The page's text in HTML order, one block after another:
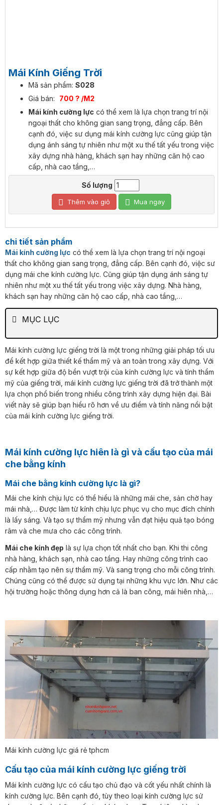
Mái Kính Giếng Trời
Mã sản phẩm: S028
Giá bán:
700 ? /M2
Mái kính cường lực có thể xem là lựa chọn trang trí nội
ngoại thất cho không gian sang trọng, đẳng cấp. Bên
cạnh đó, việc sư dụng mái kính cường lực cũng giúp tận
dụng ánh sáng tự nhiên như một xu thế tất yếu trong việc
xây dựng nhà hàng, khách sạn hay những căn hộ cao
cấp, nhà cao tầng,…
Số lượng
Thêm vào giỏ Mua ngay
chi tiết sản phẩm
Mái kính cường lực có thể xem là lựa chọn trang trí nội ngoại
thất cho không gian sang trọng, đẳng cấp. Bên cạnh đó, việc sư
dụng mái che kính cường lực. Cũng giúp tận dụng ánh sáng tự
nhiên như một xu thế tất yếu trong việc xây dựng. Nhà hàng,
khách sạn hay những căn hộ cao cấp, nhà cao tầng,…
MỤC LỤC
Mái kính cường lực giếng trời là một trong những giải pháp tối ưu
để kết hợp giữa thiết kế thẩm mỹ và an toàn trong xây dựng. Với
sự kết hợp giữa độ bền vượt trội của kính cường lực và tính thẩm
mỹ của giếng trời, mái kính cường lực giếng trời đã trở thành một
lựa chọn phổ biến trong nhiều công trình xây dựng hiện đại. Bài
viết này sẽ giúp bạn hiểu rõ hơn về ưu điểm và tính năng nổi bật
của mái kính cường lực giếng trời.
Mái kính cường lực hiên là gì và cấu tạo của mái
che bằng kính
Mái che bằng kính cường lực là gì?
Mái che kính chịu lực có thể hiểu là những mái che, sản chờ hay
mái nhà,… Được làm từ kính chịu lực phục vụ cho mục đích chính
là lấy sáng. Và tạo sự thẩm mỹ nhưng vẫn đạt hiệu quả tạo bóng
râm và che mưa cho các công trình.
Mái che kính đẹp là sự lựa chọn tốt nhất cho bạn. Khi thi công
nhà hàng, khách sạn, nhà cao tầng. Hay những công trình cao
cấp nhằm tạo nên sự thẩm mỹ. Và sang trọng cho mỗi công trình.
Chúng cũng có thể được sử dụng tại những khu vực lớn. Như các
hội trường hoặc thông dụng hơn cả là ban công, mái hiên nhà,…
Mái kính cường lực giá rẻ tphcm
Cấu tạo của mái kính cường lực giếng trời
Mái kính cường lực có cấu tạo chủ đạo và cốt yếu nhất chính là
kính cường lực. Bên cạnh đó, tùy theo loại kính cường lực sử